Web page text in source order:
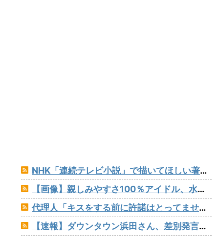
NHK「連続テレビ小説」で描いてほしい著名人【朝ドラ】
【画像】親しみやすさ100％アイドル、水着グラビアでセクシー撮wwwアプガ鍛治島彩、「週刊プレイボーイ」で美スタイルを大解放！！！
代理人「キスをする前に許諾はとってませんね？」ジャンポケ斎藤「今までこれからキスしますなんて宣言することなかったので」
【速報】ダウンタウン浜田さん、差別発言と受け取られる一言で炎上www